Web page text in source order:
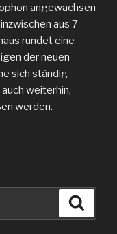
angewachsen
aus 7
rundet eine
der neuen
sich ständig
weiterhin,
werden.